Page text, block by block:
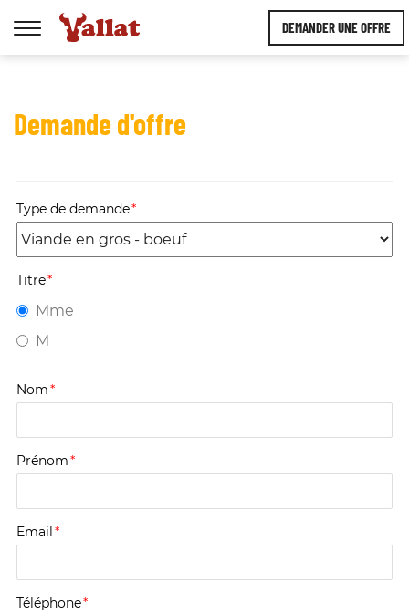
DEMANDER UNE OFFRE
Afficher
la
Demande d'offre
Type de demande*
Titre*
Mme
M
Nom*
Prénom*
Email*
Téléphone*